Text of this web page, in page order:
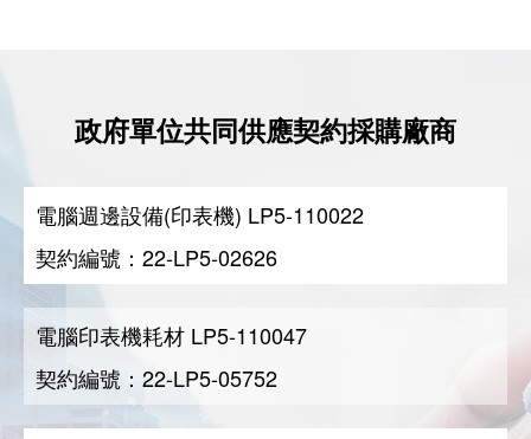
政府單位共同供應契約採購廠商
電腦週邊設備(印表機) LP5-110022
契約編號：22-LP5-02626
電腦印表機耗材 LP5-110047
契約編號：22-LP5-05752